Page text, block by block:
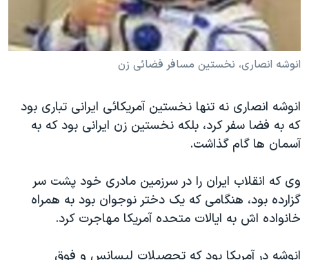
فرهنگ و زندگی
حقوق شهروندی
اقتصادی
اسرائیل در جنگ
گالری عکس
مستندها
انتخابات ریاست جمهوری آمریکا ۲۰۲۴
حمله جمهوری اسلامی به اسرائیل
ورزش زنان در ایران
اعتراضات زن، زندگی، آزادی
تریبونال مردمی آبان ۹۸
دادگاه حمید نوری
دنبال کنید
زبانهای مختلف
انوشه انصاری، نخستین مسافر فضائی زن
انوشه انصاری نه تنها نخستین آمریکائی ایرانی تباری بود
که به فضا سفر کرد، بلکه نخستین زن ایرانی بود که به
آسمان ها گام گذاشت.
وی که انقلاب ایران را در سرزمین مادری خود پشت سر
گزارده بود، هنگامی که یک دختر نوجوان بود به همراه
خانواده اش به ایالات متحده آمریکا مهاجرت کرد.